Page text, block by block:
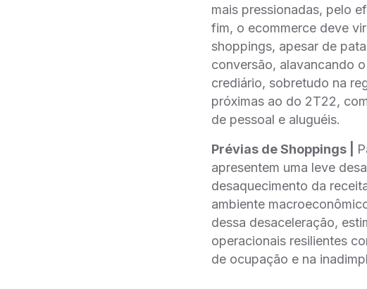
mais pressionadas, pelo
fim, o ecommerce deve
shoppings, apesar de
conversão, alavancando
crediário, sobretudo na
próximas ao do 2T22,
de pessoal e aluguéis.
Prévias de Shoppings |
apresentem uma leve
desaquecimento da
ambiente
dessa desaceleração,
operacionais resilientes
de ocupação e na